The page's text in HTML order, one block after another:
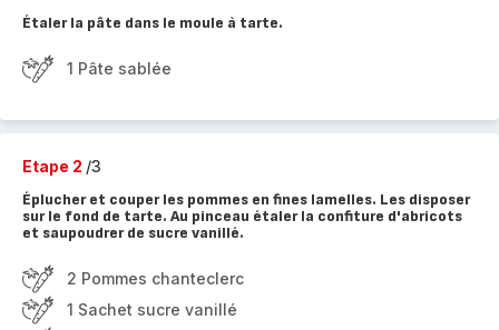
Étaler la pâte dans le moule à tarte.
1 Pâte sablée
Etape 2 /3
Éplucher et couper les pommes en fines lamelles. Les disposer
sur le fond de tarte. Au pinceau étaler la confiture d'abricots
et saupoudrer de sucre vanillé.
2 Pommes chanteclerc
1 Sachet sucre vanillé